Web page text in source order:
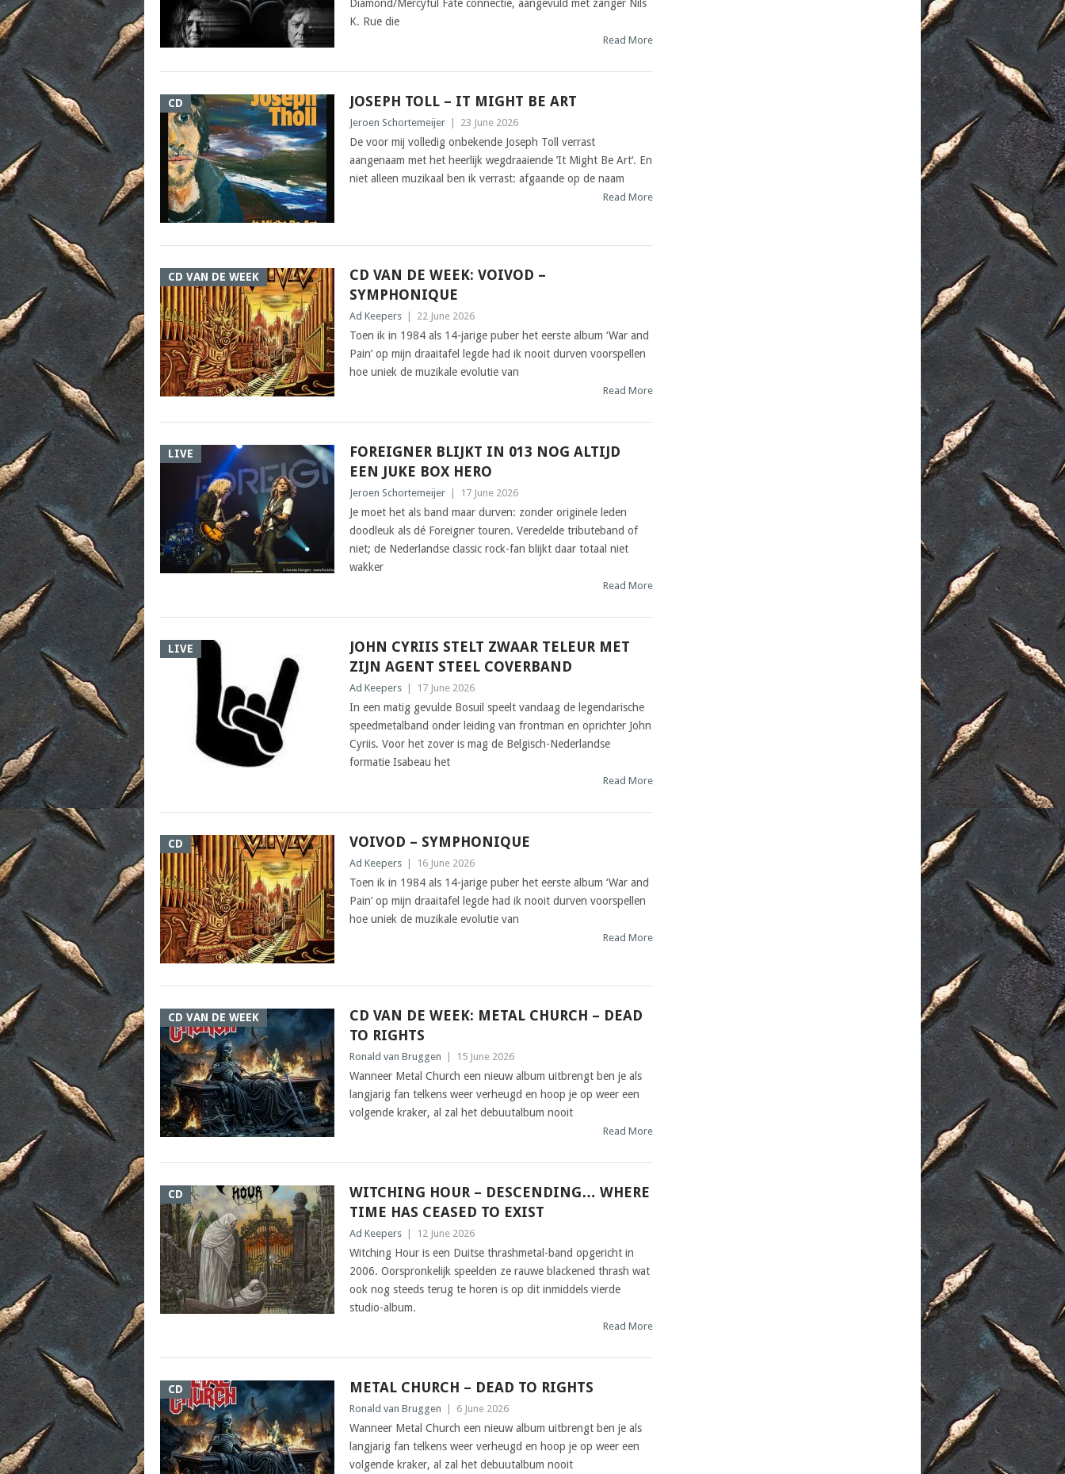
Diamond/Mercyful Fate connectie, aangevuld met zanger Nils
K. Rue die
Read More
CD JOSEPH TOLL – IT MIGHT BE ART
Jeroen Schortemeijer 23 June 2026
De voor mij volledig onbekende Joseph Toll verrast
aangenaam met het heerlijk wegdraaiende ’It Might Be Art‘. En
niet alleen muzikaal ben ik verrast: afgaande op de naam
Read More
CD VAN DE WEEK
CD VAN DE WEEK: VOIVOD –
SYMPHONIQUE
Ad Keepers 22 June 2026
Toen ik in 1984 als 14-jarige puber het eerste album ‘War and
Pain’ op mijn draaitafel legde had ik nooit durven voorspellen
hoe uniek de muzikale evolutie van
Read More
LIVE
FOREIGNER BLIJKT IN 013 NOG ALTIJD
EEN JUKE BOX HERO
Jeroen Schortemeijer 17 June 2026
Je moet het als band maar durven: zonder originele leden
doodleuk als dé Foreigner touren. Veredelde tributeband of
niet; de Nederlandse classic rock-fan blijkt daar totaal niet
wakker
Read More
LIVE
JOHN CYRIIS STELT ZWAAR TELEUR MET
ZIJN AGENT STEEL COVERBAND
Ad Keepers 17 June 2026
In een matig gevulde Bosuil speelt vandaag de legendarische
speedmetalband onder leiding van frontman en oprichter John
Cyriis. Voor het zover is mag de Belgisch-Nederlandse
formatie Isabeau het
Read More
CD VOIVOD – SYMPHONIQUE
Ad Keepers 16 June 2026
Toen ik in 1984 als 14-jarige puber het eerste album ‘War and
Pain’ op mijn draaitafel legde had ik nooit durven voorspellen
hoe uniek de muzikale evolutie van
Read More
CD VAN DE WEEK
CD VAN DE WEEK: METAL CHURCH – DEAD
TO RIGHTS
Ronald van Bruggen 15 June 2026
Wanneer Metal Church een nieuw album uitbrengt ben je als
langjarig fan telkens weer verheugd en hoop je op weer een
volgende kraker, al zal het debuutalbum nooit
Read More
CD
WITCHING HOUR – DESCENDING… WHERE
TIME HAS CEASED TO EXIST
Ad Keepers 12 June 2026
Witching Hour is een Duitse thrashmetal-band opgericht in
2006. Oorspronkelijk speelden ze rauwe blackened thrash wat
ook nog steeds terug te horen is op dit inmiddels vierde
studio-album.
Read More
CD METAL CHURCH – DEAD TO RIGHTS
Ronald van Bruggen 6 June 2026
Wanneer Metal Church een nieuw album uitbrengt ben je als
langjarig fan telkens weer verheugd en hoop je op weer een
volgende kraker, al zal het debuutalbum nooit